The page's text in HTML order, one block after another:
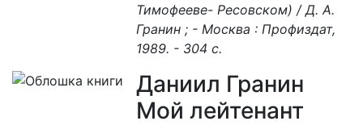
Тимофееве- Ресовском) / Д. А.
Гранин ; - Москва : Профиздат,
1989. - 304 с.
Даниил Гранин
Мой лейтенант